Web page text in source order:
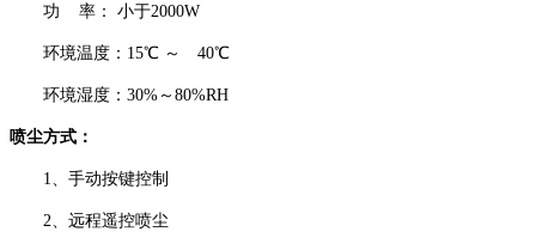
功 率： 小于2000W
环境温度：15℃ ～ 40℃
环境湿度：30%～80%RH
喷尘方式：
1、手动按键控制
2、远程遥控喷尘